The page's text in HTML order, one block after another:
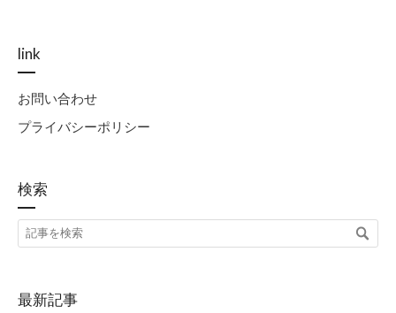
link
お問い合わせ
プライバシーポリシー
検索
最新記事